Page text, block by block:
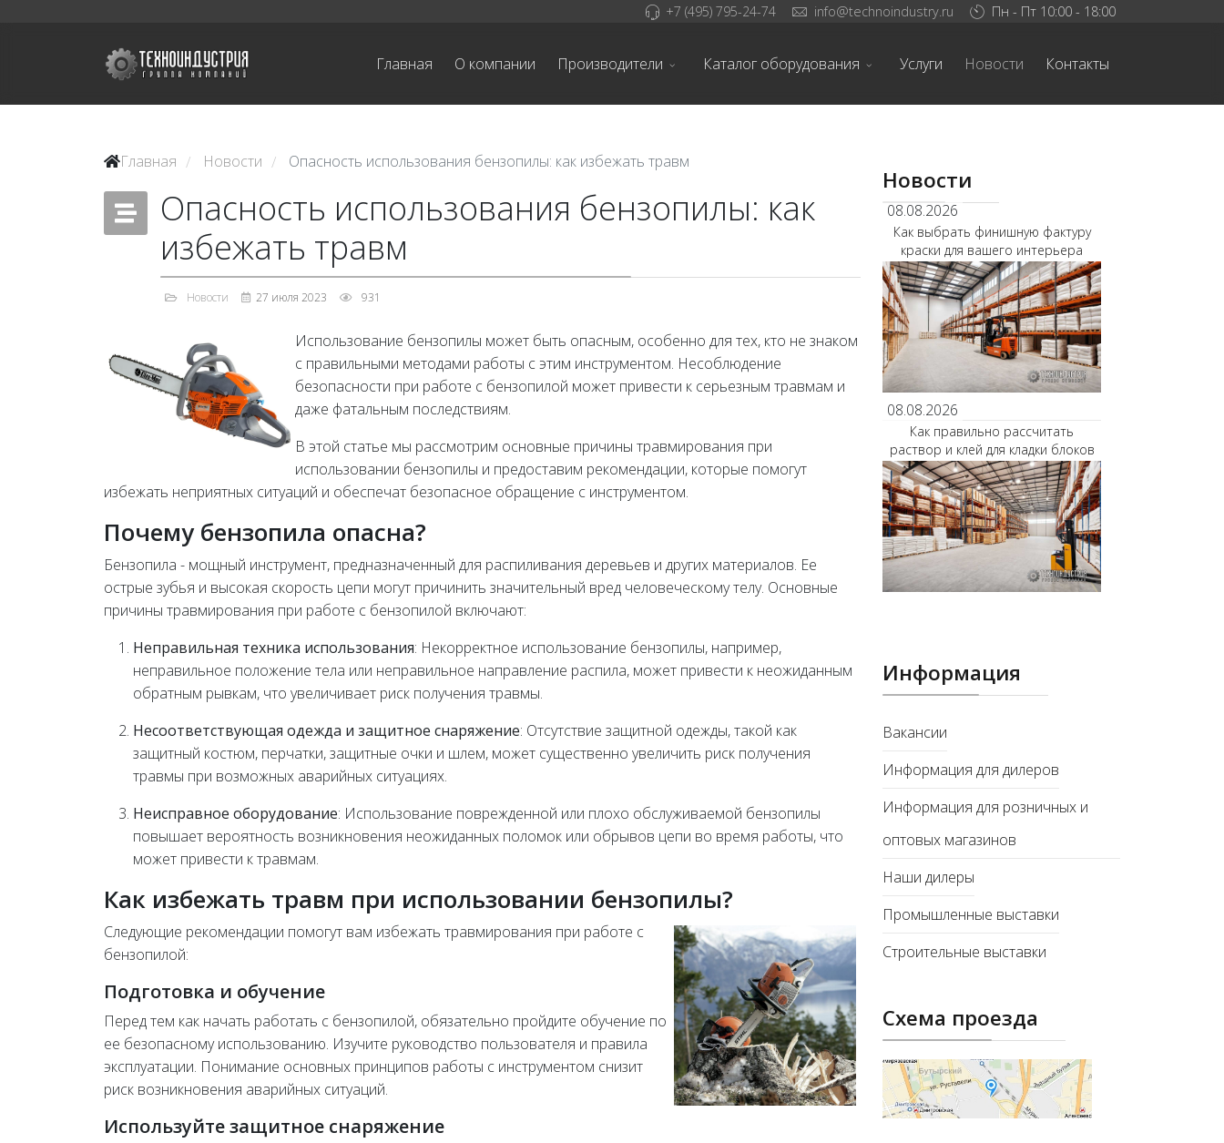
+7 (495) 795-24-74 info@technoindustry.ru Пн - Пт 10:00 - 18:00
Главная О компании Производители Каталог оборудования Услуги Новости Контакты
Главная / Новости / Опасность использования бензопилы: как избежать травм
Опасность использования бензопилы: как
избежать травм
Новости 27 июля 2023 931
Использование бензопилы может быть опасным, особенно для тех, кто не знаком
с правильными методами работы с этим инструментом. Несоблюдение
безопасности при работе с бензопилой может привести к серьезным травмам и
даже фатальным последствиям.
В этой статье мы рассмотрим основные причины травмирования при
использовании бензопилы и предоставим рекомендации, которые помогут
избежать неприятных ситуаций и обеспечат безопасное обращение с инструментом.
Почему бензопила опасна?
Бензопила - мощный инструмент, предназначенный для распиливания деревьев и других материалов. Ее
острые зубья и высокая скорость цепи могут причинить значительный вред человеческому телу. Основные
причины травмирования при работе с бензопилой включают:
Неправильная техника использования: Некорректное использование бензопилы, например,
неправильное положение тела или неправильное направление распила, может привести к неожиданным
обратным рывкам, что увеличивает риск получения травмы.
Несоответствующая одежда и защитное снаряжение: Отсутствие защитной одежды, такой как
защитный костюм, перчатки, защитные очки и шлем, может существенно увеличить риск получения
травмы при возможных аварийных ситуациях.
Неисправное оборудование: Использование поврежденной или плохо обслуживаемой бензопилы
повышает вероятность возникновения неожиданных поломок или обрывов цепи во время работы, что
может привести к травмам.
Как избежать травм при использовании бензопилы?
Следующие рекомендации помогут вам избежать травмирования при работе с
бензопилой:
Подготовка и обучение
Перед тем как начать работать с бензопилой, обязательно пройдите обучение по
ее безопасному использованию. Изучите руководство пользователя и правила
эксплуатации. Понимание основных принципов работы с инструментом снизит
риск возникновения аварийных ситуаций.
Используйте защитное снаряжение
Новости
08.08.2026
Как выбрать финишную фактуру
краски для вашего интерьера
08.08.2026
Как правильно рассчитать
раствор и клей для кладки блоков
Информация
Вакансии
Информация для дилеров
Информация для розничных и
оптовых магазинов
Наши дилеры
Промышленные выставки
Строительные выставки
Схема проезда